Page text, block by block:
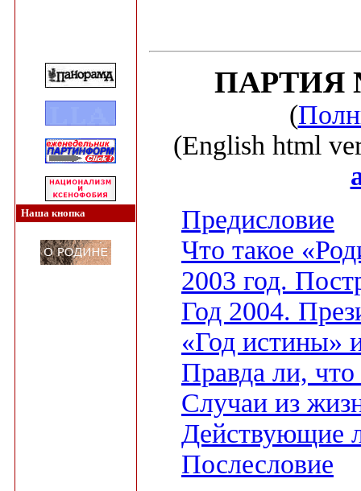
Наша кнопка
ПАРТИЯ №
(
(English html
Предисловие
Что такое
2003 год.
Год 2004.
«Год истины»
Правда ли,
Случаи из
Действующие
Послесловие